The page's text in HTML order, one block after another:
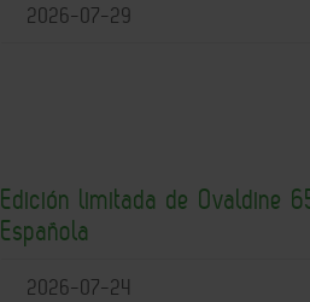
2026-07-29
Edición limitada de Ovaldine
Española
2026-07-24